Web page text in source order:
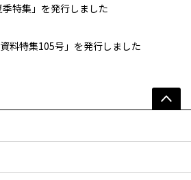
特集」を発行しました
特集105号」を発行しました